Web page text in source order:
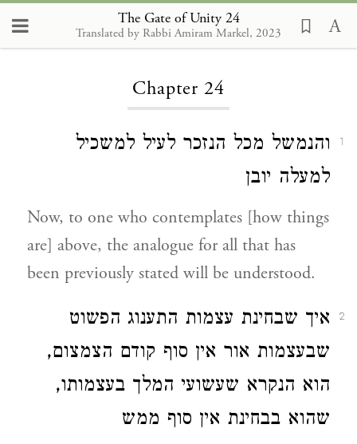
The Gate of Unity 24
Translated by Rabbi Amiram Markel, 2023
Loading...
Chapter 24
1
והנמשל מכל הנזכר לעיל למשכיל
למעלה יובן
Now, to one who contemplates [how things
are] above, the analogue for all that has
been previously stated will be understood.
2
איך שבחינת עצמות התענוג הפשוט
שבעצמות אור אין סוף קודם הצמצום,
הוא הנקרא שעשועי המלך בעצמותו,
שהוא בבחינת אין סוף ממש